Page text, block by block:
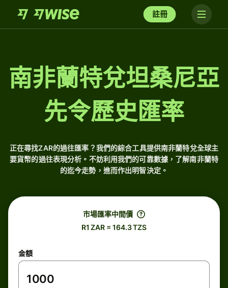
註冊
南非蘭特兌坦桑尼亞
先令歷史匯率
正在尋找ZAR的過往匯率？我們的綜合工具提供南非蘭特兌全球主
要貨幣的過往表現分析。不妨利用我們的可靠數據，了解南非蘭特
的迄今走勢，進而作出明智決定。
市場匯率中間價
R1 ZAR = 164.3 TZS
金額